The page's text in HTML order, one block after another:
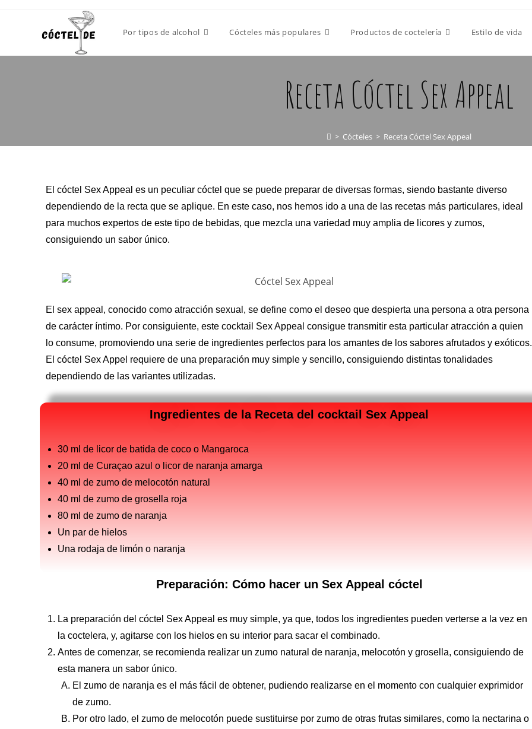
Por tipos de alcohol Cócteles más populares Productos de coctelería Estilo de vida
Receta Cóctel Sex Appeal
> Cócteles > Receta Cóctel Sex Appeal
El cóctel Sex Appeal es un peculiar cóctel que se puede preparar de diversas formas, siendo bastante diverso
dependiendo de la recta que se aplique. En este caso, nos hemos ido a una de las recetas más particulares, ideal
para muchos expertos de este tipo de bebidas, que mezcla una variedad muy amplia de licores y zumos,
consiguiendo un sabor único.
El sex appeal, conocido como atracción sexual, se define como el deseo que despierta una persona a otra persona
de carácter íntimo. Por consiguiente, este cocktail Sex Appeal consigue transmitir esta particular atracción a quien
lo consume, promoviendo una serie de ingredientes perfectos para los amantes de los sabores afrutados y exóticos.
El cóctel Sex Appel requiere de una preparación muy simple y sencillo, consiguiendo distintas tonalidades
dependiendo de las variantes utilizadas.
Ingredientes de la Receta del cocktail Sex Appeal
30 ml de licor de batida de coco o Mangaroca
20 ml de Curaçao azul o licor de naranja amarga
40 ml de zumo de melocotón natural
40 ml de zumo de grosella roja
80 ml de zumo de naranja
Un par de hielos
Una rodaja de limón o naranja
Preparación: Cómo hacer un Sex Appeal cóctel
La preparación del cóctel Sex Appeal es muy simple, ya que, todos los ingredientes pueden verterse a la vez en
la coctelera, y, agitarse con los hielos en su interior para sacar el combinado.
Antes de comenzar, se recomienda realizar un zumo natural de naranja, melocotón y grosella, consiguiendo de
esta manera un sabor único.
El zumo de naranja es el más fácil de obtener, pudiendo realizarse en el momento con cualquier exprimidor
de zumo.
Por otro lado, el zumo de melocotón puede sustituirse por zumo de otras frutas similares, como la nectarina o